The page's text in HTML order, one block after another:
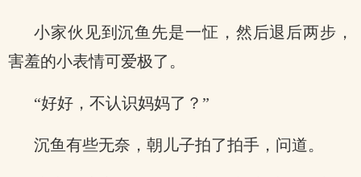
小家伙见到沉鱼先是一怔，然后退后两步，
害羞的小表情可爱极了。
“好好，不认识妈妈了？”
沉鱼有些无奈，朝儿子拍了拍手，问道。